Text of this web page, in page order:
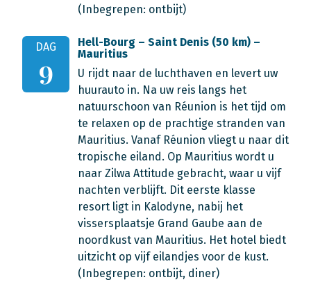
(Inbegrepen: ontbijt)
DAG
9
Hell-Bourg – Saint Denis (50 km) –
Mauritius
U rijdt naar de luchthaven en levert uw
huurauto in. Na uw reis langs het
natuurschoon van Réunion is het tijd om
te relaxen op de prachtige stranden van
Mauritius. Vanaf Réunion vliegt u naar dit
tropische eiland. Op Mauritius wordt u
naar Zilwa Attitude gebracht, waar u vijf
nachten verblijft. Dit eerste klasse
resort ligt in Kalodyne, nabij het
vissersplaatsje Grand Gaube aan de
noordkust van Mauritius. Het hotel biedt
uitzicht op vijf eilandjes voor de kust.
(Inbegrepen: ontbijt, diner)